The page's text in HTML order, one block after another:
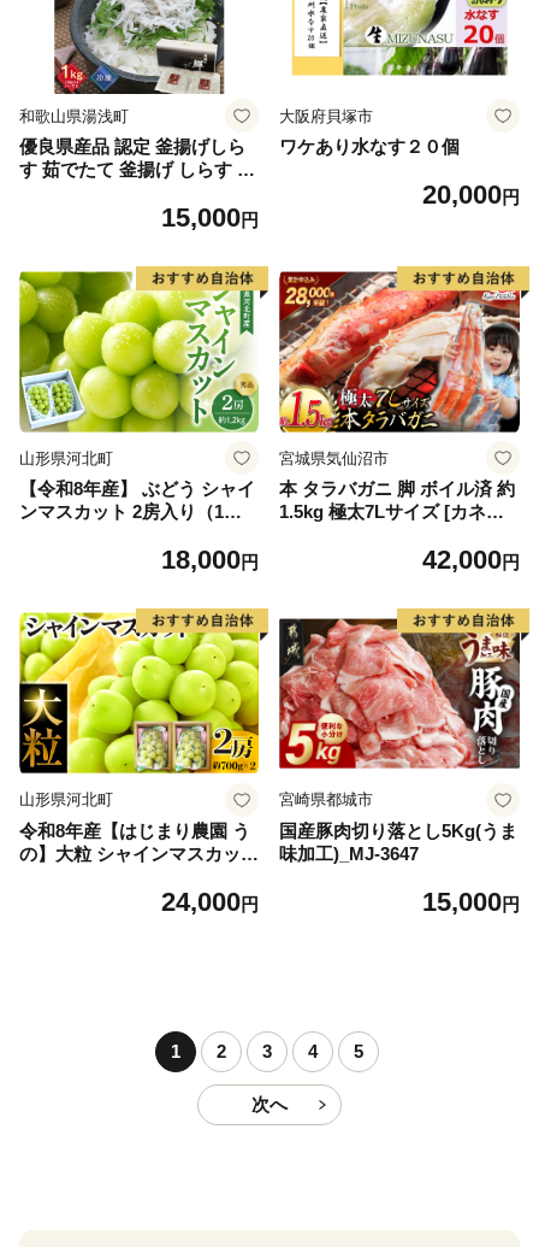
和歌山県湯浅町
優良県産品 認定 釜揚げしら
す 茹でたて 釜揚げ しらす 無
国産 海の幸 海鮮 魚介 紀州湯
無料_C6035n
15,000円
大阪府貝塚市
ワケあり水なす２０個
20,000円
山形県河北町
【令和8年産】 ぶどう シャイ
ンマスカット 2房入り（1房6
産【山形eLab】 ka074-023-r
18,000円
宮城県気仙沼市
本 タラバガニ 脚 ボイル済 約
1.5kg 極太7Lサイズ [カネダ
6] カニ かに 蟹 たらばがに た
42,000円
山形県河北町
令和8年産【はじまり農園 う
の】大粒 シャインマスカット
河北町産 【河北町観光物産協
24,000円
宮崎県都城市
国産豚肉切り落とし5Kg(うま
味加工)_MJ-3647
15,000円
1 2 3 4 5
次へ